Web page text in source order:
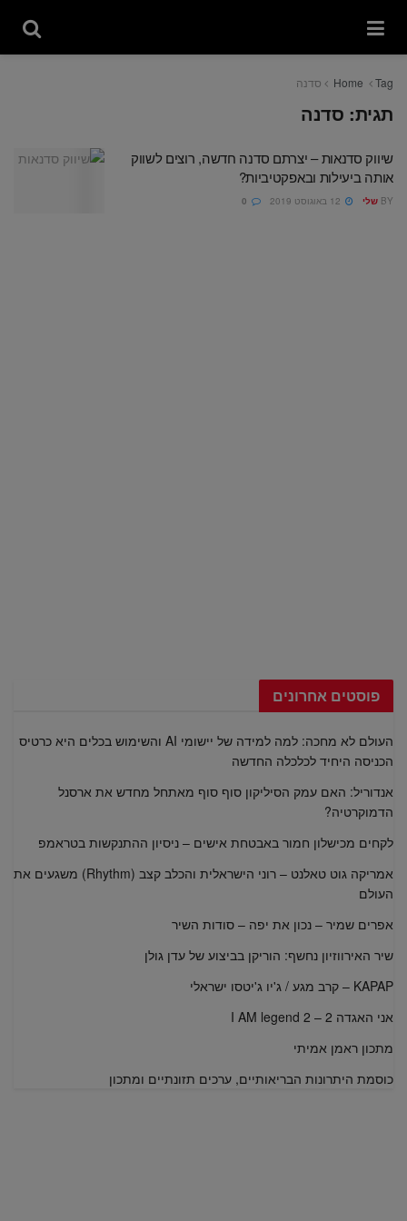
Home Tag סדנה
תגית: סדנה
שיווק סדנאות – יצרתם סדנה חדשה, רוצים לשווק
אותה ביעילות ובאפקטיביות?
BY שלי
פוסטים אחרונים
העולם לא מחכה: למה למידה של יישומי AI והשימוש בכלים היא כרטיס
הכניסה היחיד לכלכלה החדשה
אנדוריל: האם עמק הסיליקון סוף סוף מאתחל מחדש את ארסנל
הדמוקרטיה?
לקחים מכישלון חמור באבטחת אישים – ניסיון ההתנקשות בטראמפ
אמריקה גוט טאלנט – רוני הישראלית והכלב קצב (Rhythm) משגעים את
העולם
אפרים שמיר – נכון את יפה – סודות השיר
שיר האירווזיון נחשף: הוריקן בביצוע של עדן גולן
KAPAP – קרב מגע / ג'יו ג'יטסו ישראלי
אני האגדה 2 – I AM legend 2
מתכון ראמן אמיתי
כוסמת היתרונות הבריאותיים, ערכים תזונתיים ומתכון